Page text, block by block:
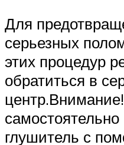
Для
серьезных
этих процедур
обратиться в
самостоятельно
глушитель с